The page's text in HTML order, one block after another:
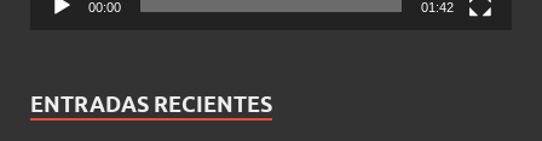
00:00 01:42
ENTRADAS RECIENTES